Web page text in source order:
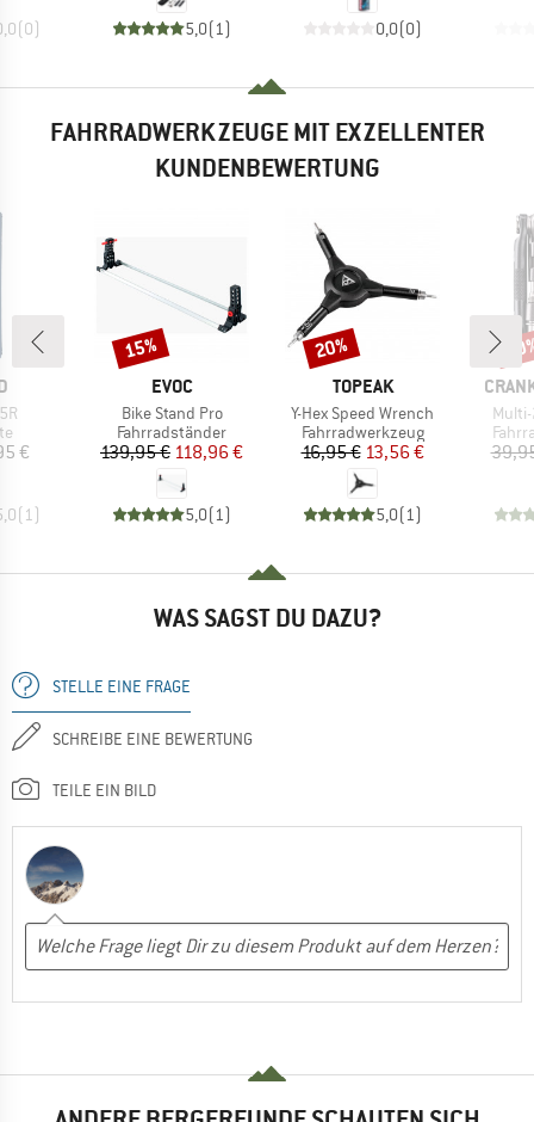
(0) 5,0(1 ) 0,0(0)
FAHRRADWERKZEUGE MIT EXZELLENTER
KUNDENBEWERTUNG
€
(1)
MARKE
EVOC
Artikel
Bike Stand Pro
Produktgruppe
Fahrradständer
Preis
139,95 €reduzierter Preis
118,96 €
5,0(1)
Rabatt
15%
MARKE
TOPEAK
Artikel
Y-Hex Speed Wrench
Produktgruppe
Fahrradwerkzeug
Preis
16,95 €reduzierter Preis
13,56 €
5,0(1)
Rabatt
20%
Artikel
WAS SAGST DU DAZU?
STELLE EINE FRAGE
SCHREIBE EINE BEWERTUNG
TEILE EIN BILD